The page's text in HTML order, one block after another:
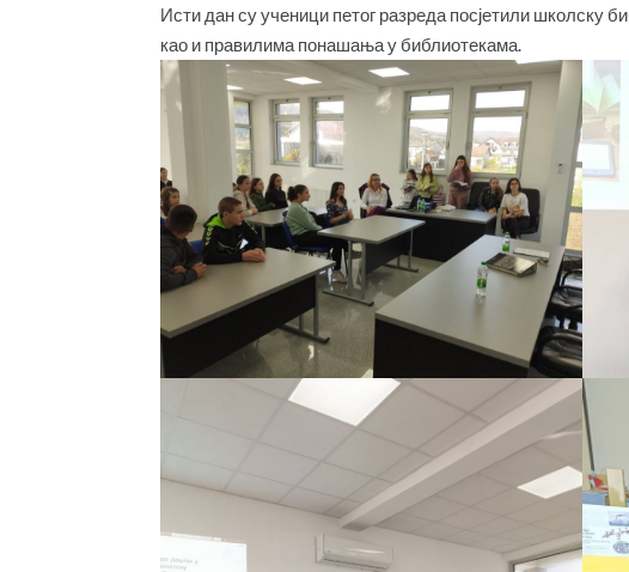
Исти дан су ученици петог разреда посјетили школску
као и правилима понашања у библиотекама.